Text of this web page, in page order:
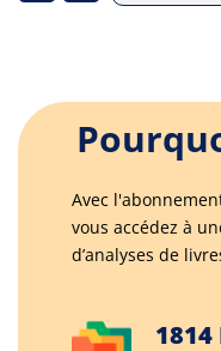
Avec
vous accédez à
d’analyses de
1814